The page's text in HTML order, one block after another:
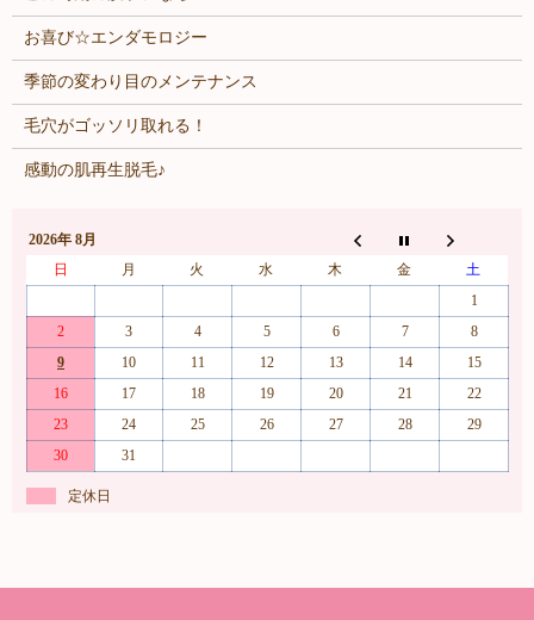
お喜び☆エンダモロジー
季節の変わり目のメンテナンス
毛穴がゴッソリ取れる！
感動の肌再生脱毛♪
2026年 8月
日
月 火 水 木 金
土
1
2
3 4 5 6 7
8
9
10 11 12 13 14
15
16
17 18 19 20 21
22
23
24 25 26 27 28
29
30
31
定休日